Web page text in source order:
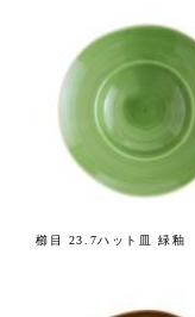
櫛目 23.7ハット皿 緑釉